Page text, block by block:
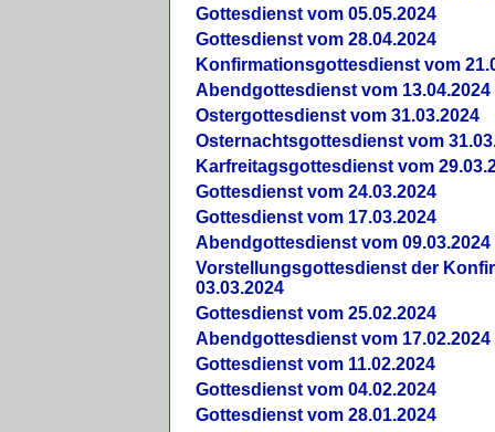
Gottesdienst vom 05.05.2024
Gottesdienst vom 28.04.2024
Konfirmationsgottesdienst vom
Abendgottesdienst vom 13.04.2024
Ostergottesdienst vom 31.03.2024
Osternachtsgottesdienst vom
Karfreitagsgottesdienst vom
Gottesdienst vom 24.03.2024
Gottesdienst vom 17.03.2024
Abendgottesdienst vom 09.03.2024
Vorstellungsgottesdienst der
03.03.2024
Gottesdienst vom 25.02.2024
Abendgottesdienst vom 17.02.2024
Gottesdienst vom 11.02.2024
Gottesdienst vom 04.02.2024
Gottesdienst vom 28.01.2024